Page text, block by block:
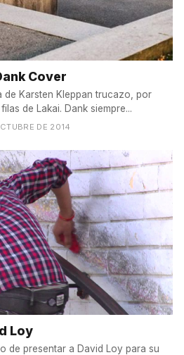
Cover
de Karsten Kleppan trucazo, por
de Lakai. Dank siempre...
DE 2014
Loy
de presentar a David Loy para su